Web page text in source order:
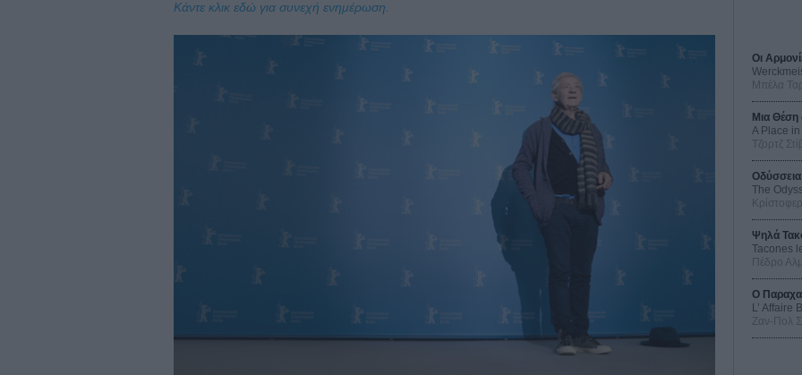
Κάντε κλικ εδώ για συνεχή ενημέρωση.
Οι
Μπέλα
Μια Θέση
A Place
Τζορτζ
Οδύσσεια
The
Ψηλά
Tacones
Πέδρο
Ο
L’ Affaire
Ζαν-Πολ